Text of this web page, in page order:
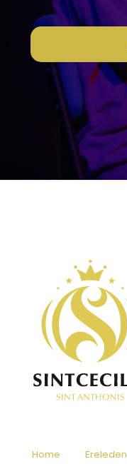
Home
Ereleden